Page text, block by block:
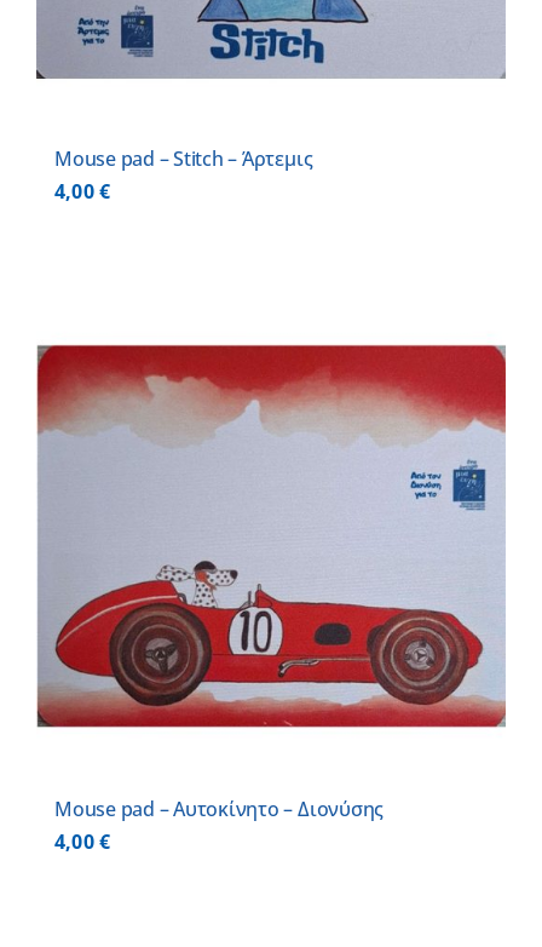
Mouse pad – Stitch – Άρτεμις
4,00€
Mouse pad – Αυτοκίνητο – Διονύσης
4,00€